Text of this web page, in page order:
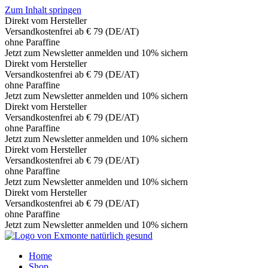
Zum Inhalt springen
Direkt vom Hersteller
Versandkostenfrei ab € 79 (DE/AT)
ohne Paraffine
Jetzt zum Newsletter anmelden und 10% sichern
Direkt vom Hersteller
Versandkostenfrei ab € 79 (DE/AT)
ohne Paraffine
Jetzt zum Newsletter anmelden und 10% sichern
Direkt vom Hersteller
Versandkostenfrei ab € 79 (DE/AT)
ohne Paraffine
Jetzt zum Newsletter anmelden und 10% sichern
Direkt vom Hersteller
Versandkostenfrei ab € 79 (DE/AT)
ohne Paraffine
Jetzt zum Newsletter anmelden und 10% sichern
Direkt vom Hersteller
Versandkostenfrei ab € 79 (DE/AT)
ohne Paraffine
Jetzt zum Newsletter anmelden und 10% sichern
Home